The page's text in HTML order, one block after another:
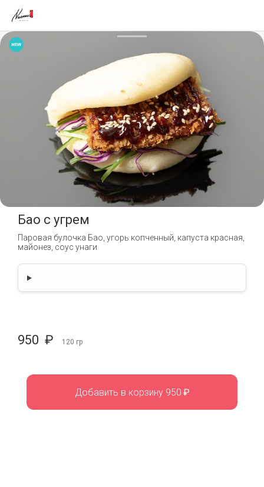
Бао с угрем
Паровая булочка Бао, угорь копченный, капуста красная,
майонез, соус унаги
950 ₽ 120 гр
Добавить в корзину 950 ₽